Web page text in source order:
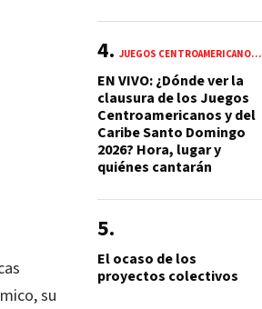
su
JUEGOS CENTROAMERICANOS Y DEL CARIBE 2026
EN VIVO: ¿Dónde ver la
clausura de los Juegos
Centroamericanos y del
Caribe Santo Domingo
2026? Hora, lugar y
quiénes cantarán
El ocaso de los
proyectos colectivos